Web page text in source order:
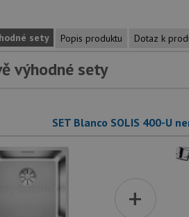
sety Popis produktu Dotaz k
výhodné sety
SET Blanco SOLIS 400-U
+